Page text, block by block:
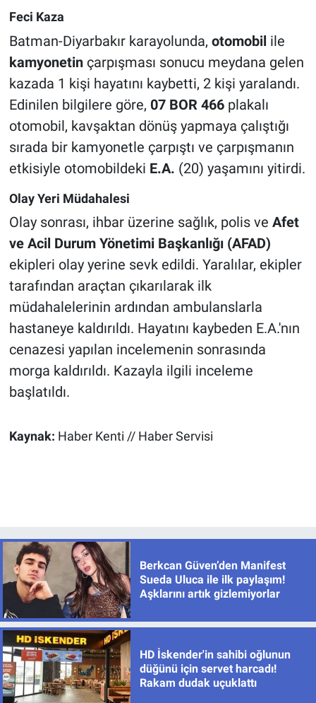
Feci Kaza
Batman-Diyarbakır karayolunda, otomobil ile
kamyonetinçarpışması sonucu meydana gelen
kazada 1 kişi hayatını kaybetti, 2 kişi yaralandı.
Edinilen bilgilere göre, 07 BOR 466plakalı
otomobil, kavşaktan dönüş yapmaya çalıştığı
sırada bir kamyonetle çarpıştı ve çarpışmanın
etkisiyle otomobildeki E.A. (20) yaşamını yitirdi.
Olay Yeri Müdahalesi
Olay sonrası, ihbar üzerine sağlık, polis ve Afet
ve Acil Durum Yönetimi Başkanlığı (AFAD)
ekipleri olay yerine sevk edildi. Yaralılar, ekipler
tarafından araçtan çıkarılarak ilk
müdahalelerinin ardından ambulanslarla
hastaneye kaldırıldı. Hayatını kaybeden E.A.'nın
cenazesi yapılan incelemenin sonrasında
morga kaldırıldı. Kazayla ilgili inceleme
başlatıldı.
Kaynak: Haber Kenti // Haber Servisi
Berkcan Güven’den Manifest
Sueda Uluca ile ilk paylaşım!
Aşklarını artık gizlemiyorlar
HD İskender'in sahibi oğlunun
düğünü için servet harcadı!
Rakam dudak uçuklattı